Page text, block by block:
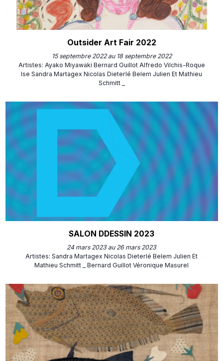
Outsider Art Fair 2022
15 septembre 2022 au 18 septembre 2022
Artistes: Ayako Miyawaki Bernard Guillot Alfredo Vilchis-Roque
Ise Sandra Martagex Nicolas Dieterlé Belem Julien Et Mathieu
Schmitt _
SALON DDESSIN 2023
24 mars 2023 au 26 mars 2023
Artistes: Sandra Martagex Nicolas Dieterlé Belem Julien Et
Mathieu Schmitt _
Bernard Guillot Véronique Masurel